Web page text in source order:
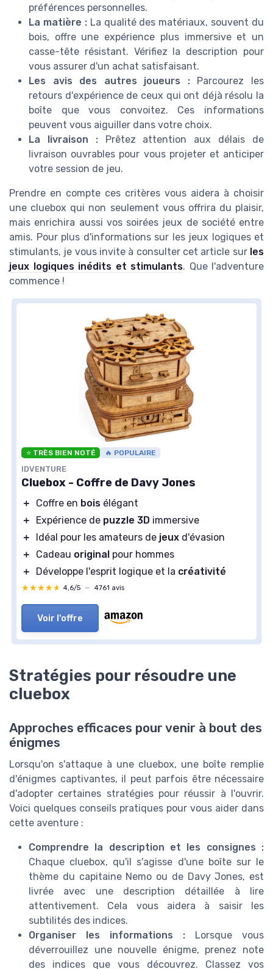
préférences personnelles.
La matière :La qualité des matériaux, souvent du
bois, offre une expérience plus immersive et un
casse-tête résistant. Vérifiez la description pour
vous assurer d'un achat satisfaisant.
Les avis des autres joueurs :Parcourez les
retours d'expérience de ceux qui ont déjà résolu la
boîte que vous convoitez. Ces informations
peuvent vous aiguiller dans votre choix.
La livraison :Prêtez attention aux délais de
livraison ouvrables pour vous projeter et anticiper
votre session de jeu.
Prendre en compte ces critères vous aidera à choisir
une cluebox qui non seulement vous offrira du plaisir,
mais enrichira aussi vos soirées jeux de société entre
amis. Pour plus d'informations sur les jeux logiques et
stimulants, je vous invite à consulter cet article sur les
jeux logiques inédits et stimulants. Que l'adventure
commence !
⭐ TRÈS BIEN NOTÉ 🔥 POPULAIRE
IDVENTURE
Cluebox - Coffre de Davy Jones
＋ Coffre en bois élégant
＋
Expérience de puzzle 3D immersive
＋
Idéal pour les amateurs de jeux d'évasion
＋
Cadeau original pour hommes
＋
Développe l'esprit logique et la créativité
★★★★★
★★★★★ 4,6/5 — 4761 avis
Voir l'offre
Stratégies pour résoudre une
cluebox
Approches efficaces pour venir à bout des
énigmes
Lorsqu'on s'attaque à une cluebox, une boîte remplie
d'énigmes captivantes, il peut parfois être nécessaire
d'adopter certaines stratégies pour réussir à l'ouvrir.
Voici quelques conseils pratiques pour vous aider dans
cette aventure :
Comprendre la description et les consignes :
Chaque cluebox, qu'il s'agisse d'une boîte sur le
thème du capitaine Nemo ou de Davy Jones, est
livrée avec une description détaillée à lire
attentivement. Cela vous aidera à saisir les
subtilités des indices.
Organiser les informations : Lorsque vous
déverrouillez une nouvelle énigme, prenez note
des indices que vous découvrez. Classez vos